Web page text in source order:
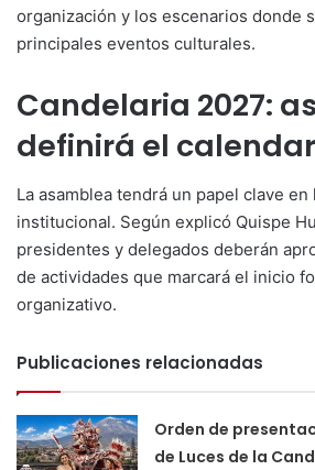
organización y los escenarios donde
principales eventos culturales.
Candelaria 2027:
definirá el
La asamblea tendrá un papel clave
institucional. Según explicó Quispe
presidentes y delegados deberán
de actividades que marcará el inicio
organizativo.
Publicaciones relacionadas
Orden de
de Luces de la